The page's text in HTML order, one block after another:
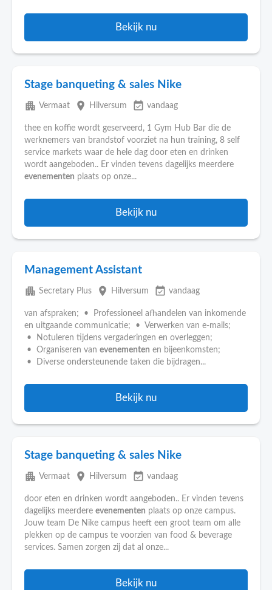
Bekijk nu
Stage banqueting & sales Nike
apartment Vermaat place Hilversum event_available vandaag
thee en koffie wordt geserveerd, 1 Gym Hub Bar die de
werknemers van brandstof voorziet na hun training, 8 self
service markets waar de hele dag door eten en drinken
wordt aangeboden.. Er vinden tevens dagelijks meerdere
evenementen plaats op onze...
Bekijk nu
Management Assistant
apartment Secretary Plus place Hilversum event_available vandaag
van afspraken; • Professioneel afhandelen van inkomende
en uitgaande communicatie; • Verwerken van e-mails;
• Notuleren tijdens vergaderingen en overleggen;
• Organiseren van evenementen en bijeenkomsten;
• Diverse ondersteunende taken die bijdragen...
Bekijk nu
Stage banqueting & sales Nike
apartment Vermaat place Hilversum event_available vandaag
door eten en drinken wordt aangeboden.. Er vinden tevens
dagelijks meerdere evenementen plaats op onze campus.
Jouw team De Nike campus heeft een groot team om alle
plekken op de campus te voorzien van food & beverage
services. Samen zorgen zij dat al onze...
Bekijk nu